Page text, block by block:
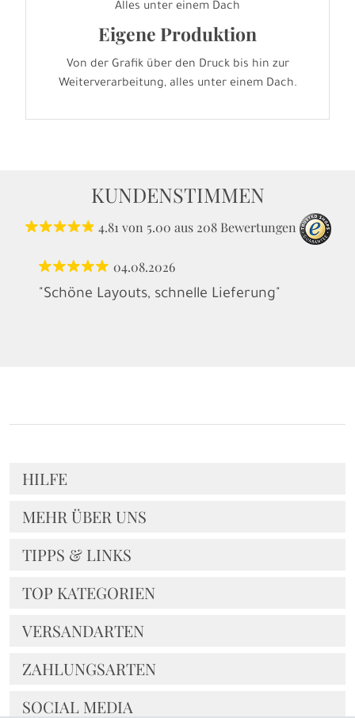
Alles unter einem Dach
Eigene Produktion
Von der Grafik über den Druck bis hin zur
Weiterverarbeitung, alles unter einem Dach.
KUNDENSTIMMEN
4.81von 5.00 aus 208 Bewertungen
04.08.2026
"Schöne Layouts, schnelle Lieferung"
HILFE
MEHR ÜBER UNS
TIPPS & LINKS
TOP KATEGORIEN
VERSANDARTEN
ZAHLUNGSARTEN
SOCIAL MEDIA